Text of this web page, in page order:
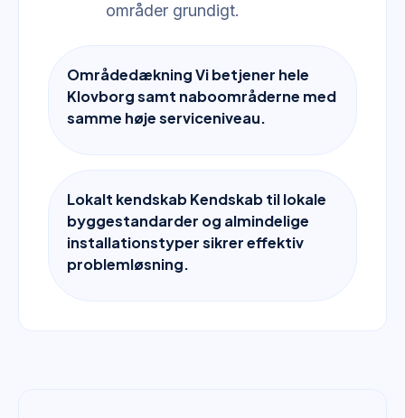
områder grundigt.
Områdedækning Vi betjener hele
Klovborg samt naboområderne med
samme høje serviceniveau.
Lokalt kendskab Kendskab til lokale
byggestandarder og almindelige
installationstyper sikrer effektiv
problemløsning.